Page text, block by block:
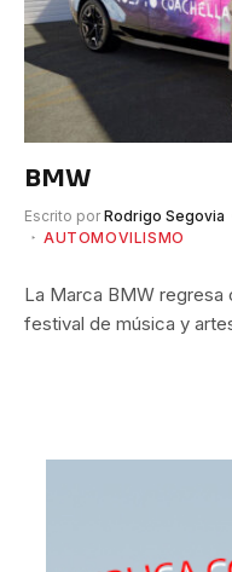
BMW
Escrito por Rodrigo Segovia
AUTOMOVILISMO
La Marca BMW
festival de música y